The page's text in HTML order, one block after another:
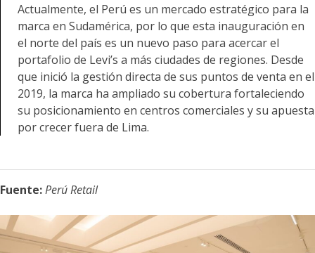
Actualmente, el Perú es un mercado estratégico para la
marca en Sudamérica, por lo que esta inauguración en
el norte del país es un nuevo paso para acercar el
portafolio de Levi’s a más ciudades de regiones. Desde
que inició la gestión directa de sus puntos de venta en el
2019, la marca ha ampliado su cobertura fortaleciendo
su posicionamiento en centros comerciales y su apuesta
por crecer fuera de Lima.
Fuente:Perú Retail